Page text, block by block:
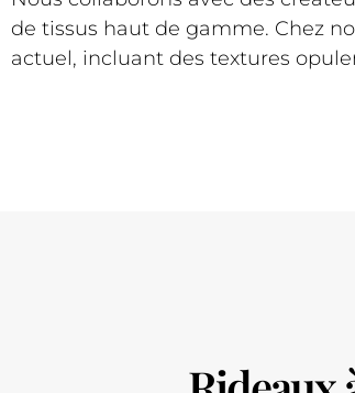
de tissus haut de gamme. Chez
actuel, incluant des textures